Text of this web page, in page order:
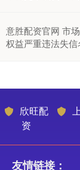
意胜配资官网 市
权益严重违法失信
欣旺配
资
友情链接：